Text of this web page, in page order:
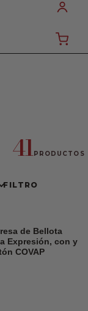
41PRODUCTOS
FILTRO
de Bellota
Expresión, con y
COVAP